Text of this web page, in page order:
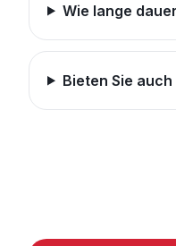
Wie lange
Bieten Sie